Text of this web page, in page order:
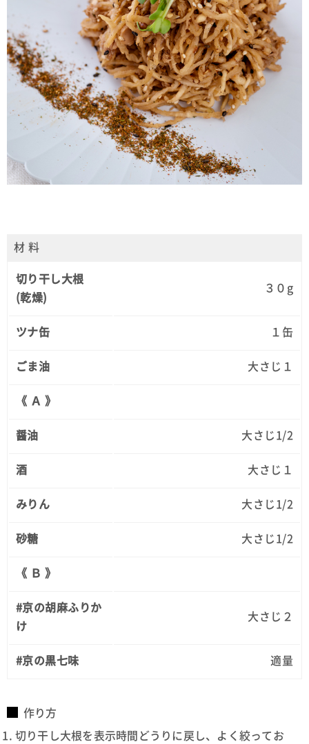
材 料
切り干し大根
(乾燥)
３０g
ツナ缶 １缶
ごま油 大さじ１
《 Ａ 》
醤油 大さじ1/2
酒 大さじ１
みりん 大さじ1/2
砂糖 大さじ1/2
《 Ｂ 》
#京の胡麻ふりか
け
大さじ２
#京の黒七味 適量
作り方
切り干し大根を表示時間どうりに戻し、よく絞ってお